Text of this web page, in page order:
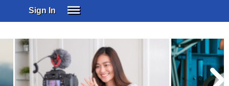
Sign In
SUBSCRIBE
EDUCATIONAL LICENSES
GIFT CARDS